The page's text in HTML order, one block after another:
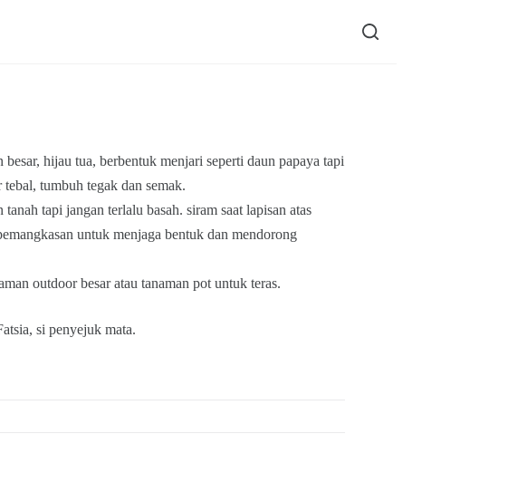
hijau tua, berbentuk menjari seperti daun papaya tapi
tumbuh tegak dan semak.
tanah tapi jangan terlalu basah. siram saat lapisan atas
untuk menjaga bentuk dan mendorong
outdoor besar atau tanaman pot untuk teras.
si penyejuk mata.